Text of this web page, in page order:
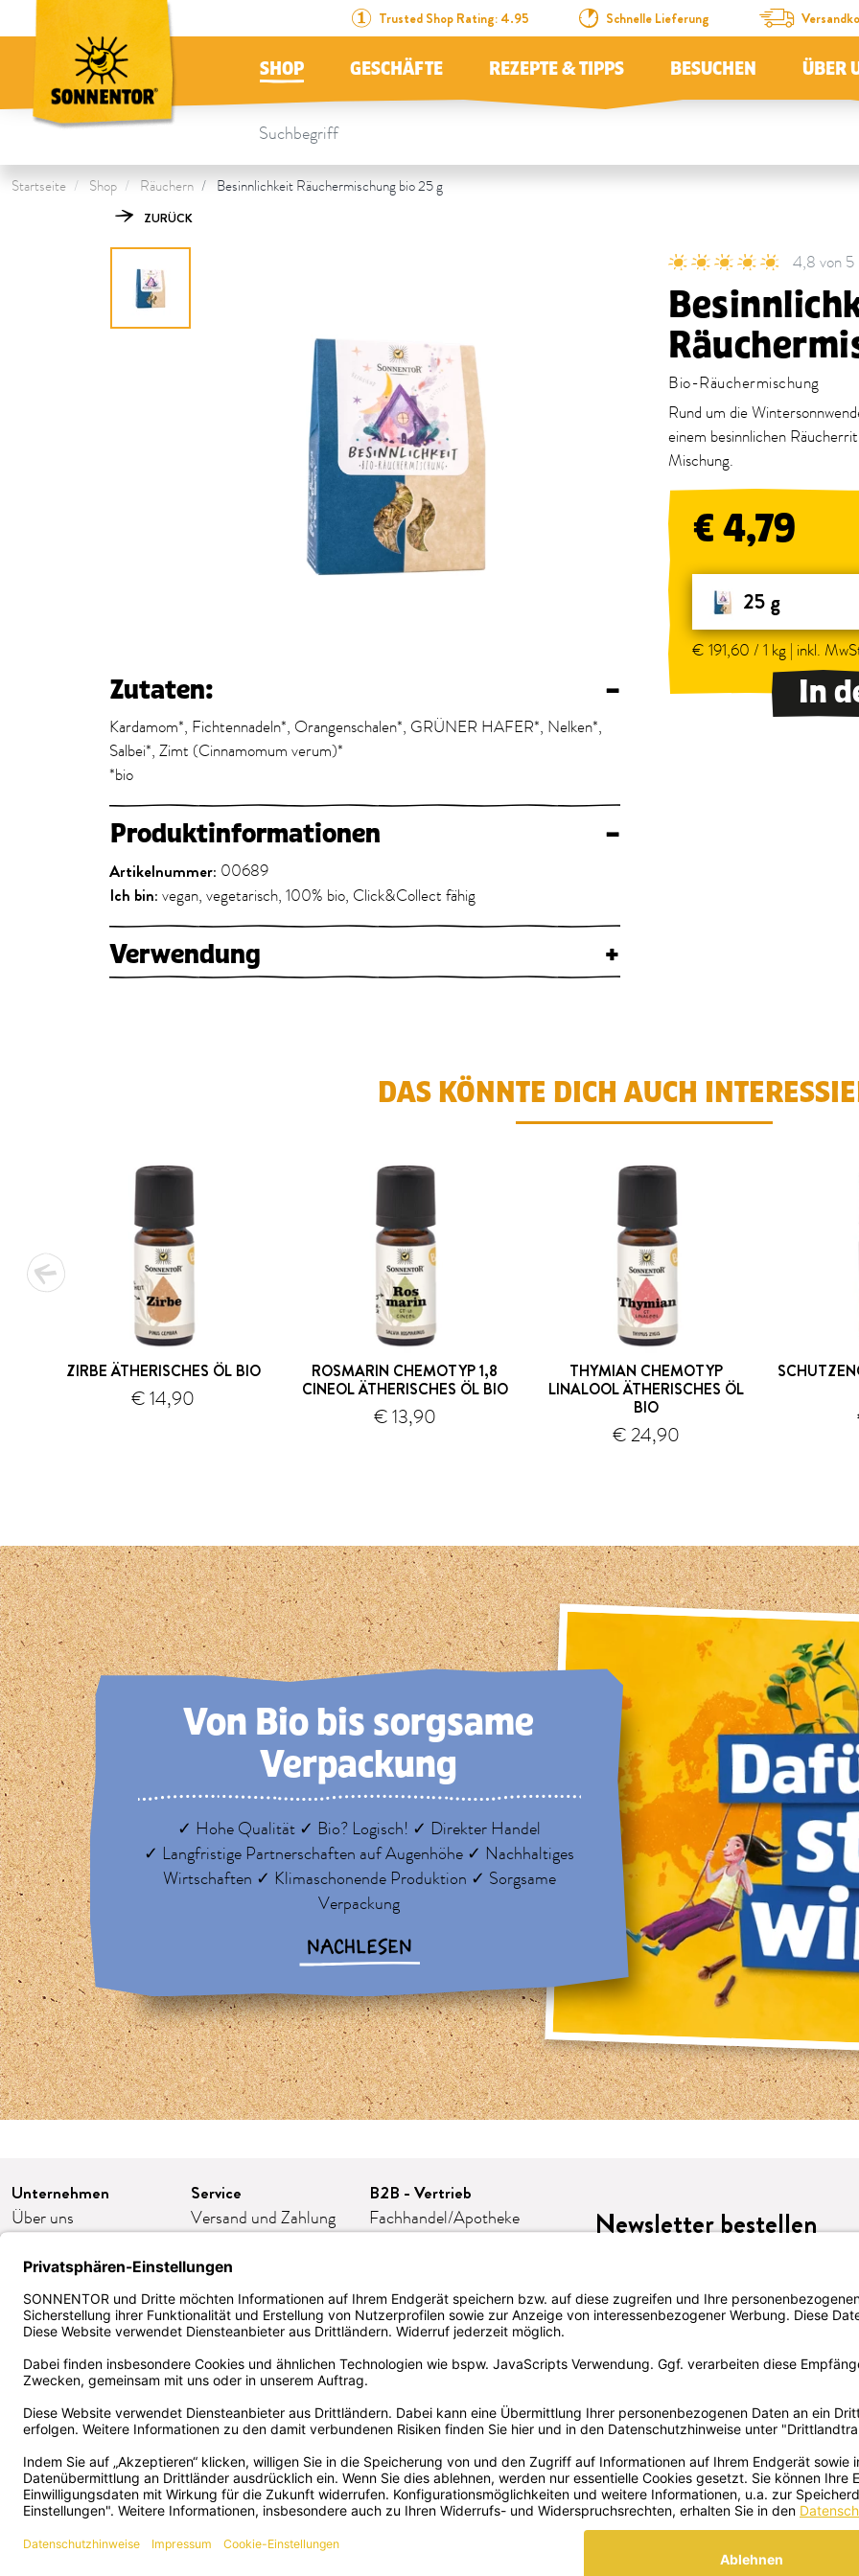
Direkt zum Inhalt
Zum Inhaltsverzeichnis
Direkt zum Menü Trusted Shop Rating: 4.95 Schnelle Lieferung
SHOP GESCHÄFTE REZEPTE & TIPPS BESUCHEN ÜBER
Table Of Content
Besinnlichkeit Räuchermischung
Das könnte Dich auch interessieren
Startseite Shop Räuchern Besinnlichkeit Räuchermischung bio 25 g
ZURÜCK
Zutaten: –
Kardamom*, Fichtennadeln*, Orangenschalen*, GRÜNER HAFER*, Nelken*,
Salbei*, Zimt (Cinnamomum verum)*
*bio
Produktinformationen –
Artikelnummer: 00689
Ich bin: vegan, vegetarisch, 100% bio, Click&Collect fähig
Verwendung +
4,8 von 5
Bio-Räuchermischung
Rund um die
einem besinnlichen
Mischung.
€ 4,79
25 g
€ 191,60 / 1 kg | inkl.
In
DAS KÖNNTE DICH AUCH
ZIRBE ÄTHERISCHES ÖL BIO
€ 14,90
ROSMARIN CHEMOTYP 1,8
CINEOL ÄTHERISCHES ÖL BIO
€ 13,90Versand
THYMIAN CHEMOTYP
LINALOOL ÄTHERISCHES ÖL
BIO
€ 24,90
Von Bio bis sorg­same
Verpackung
✓ Hohe Qualität ✓ Bio? Logisch! ✓ Direkter Handel
✓ Langfristige Partnerschaften auf Augenhöhe ✓ Nachhaltiges
Wirtschaften ✓ Klimaschonende Produktion ✓ Sorgsame
Verpackung
NACHLESEN
Unternehmen
Über uns
Presse
Kooperationen
Impressum
Datenschutz
Barrierefreiheit
Service
Versand und Zahlung
Kontakt
AGB
Widerruf/Retoure
Cookie-Einstellungen
Kund:innen Klub
B2B - Vertrieb
Fachhandel/Apotheke
Firmengeschenke
Bestellplattform-
ORDERLION
Zertifikate
Newsletter bestellen